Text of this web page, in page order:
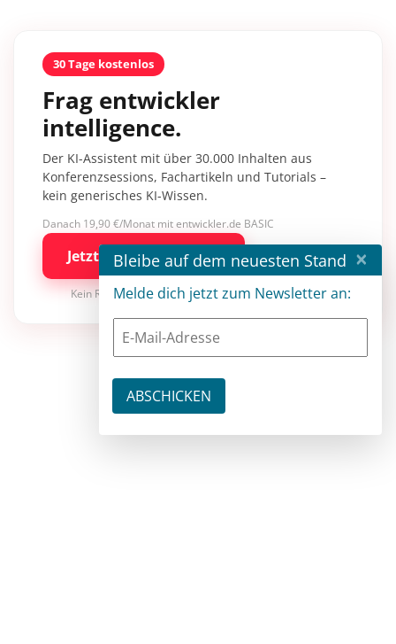
30 Tage kostenlos
Frag entwickler
intelligence.
Der KI-Assistent mit über 30.000 Inhalten aus
Konferenzsessions, Fachartikeln und Tutorials –
kein generisches KI-Wissen.
Danach 19,90 €/Monat mit entwickler.de BASIC
Jetzt kostenlos testen
Kein Risiko · jederzeit kündbar
Bleibe auf dem neuesten Stand ×
Melde dich jetzt zum Newsletter an: